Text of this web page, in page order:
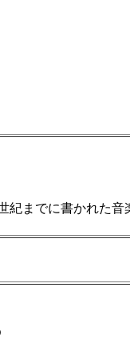
までに書かれた音